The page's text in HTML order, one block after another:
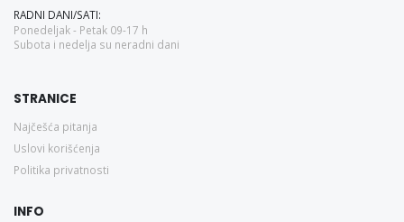
RADNI DANI/SATI:
Ponedeljak - Petak 09-17 h
Subota i nedelja su neradni dani
STRANICE
Najčešća pitanja
Uslovi korišćenja
Politika privatnosti
INFO